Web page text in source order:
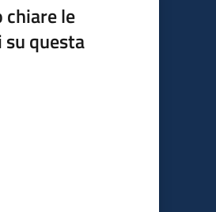
chiare le
questa